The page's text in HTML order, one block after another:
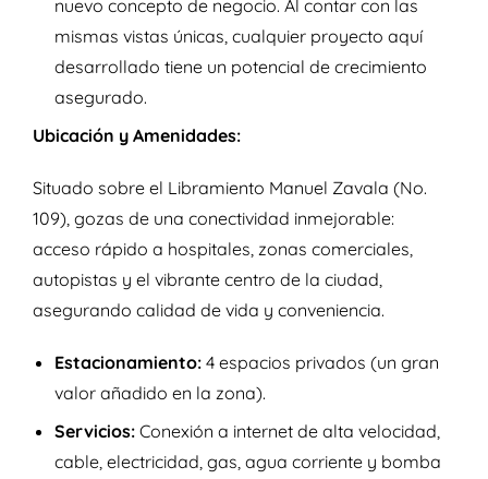
nuevo concepto de negocio. Al contar con las
mismas vistas únicas, cualquier proyecto aquí
desarrollado tiene un potencial de crecimiento
asegurado.
Ubicación y Amenidades:
Situado sobre el Libramiento Manuel Zavala (No.
109), gozas de una conectividad inmejorable:
acceso rápido a hospitales, zonas comerciales,
autopistas y el vibrante centro de la ciudad,
asegurando calidad de vida y conveniencia.
Estacionamiento: 4 espacios privados (un gran
valor añadido en la zona).
Servicios: Conexión a internet de alta velocidad,
cable, electricidad, gas, agua corriente y bomba